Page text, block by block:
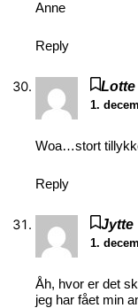
Anne
Reply
Lotte
1.
Woa…stort
Reply
Jytte
1.
Åh, hvor er det
jeg har fået min